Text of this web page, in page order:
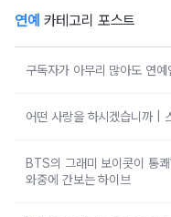
연예 카테고리 포스트
구독자가 아무리 많아도 연
어떤 사랑을 하시겠습니까 |
BTS의 그래미 보이콧이 통
와중에 간보는 하이브